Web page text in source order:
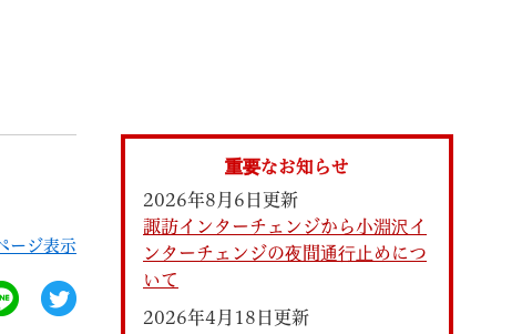
索
ージ表示
重要なお知らせ
2026年8月6日更新
諏訪インターチェンジから小淵沢イ
ンターチェンジの夜間通行止めにつ
いて
2026年4月18日更新